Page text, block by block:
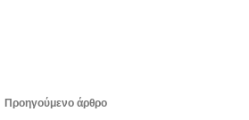
Προηγούμενο άρθρο